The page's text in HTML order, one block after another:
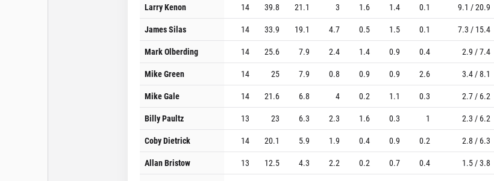
Larry Kenon
14 39.8 21.1 3 1.6 1.4 0.1 9.1 / 20.9
James Silas
14 33.9 19.1 4.7 0.5 1.5 0.1 7.3 / 15.4
Mark Olberding
14 25.6 7.9 2.4 1.4 0.9 0.4 2.9 / 7.4
Mike Green
14 25 7.9 0.8 0.9 0.9 2.6 3.4 / 8.1
Mike Gale
14 21.6 6.8 4 0.2 1.1 0.3 2.7 / 6.2
Billy Paultz
13 23 6.3 2.3 1.6 0.3 1 2.3 / 6.2
Coby Dietrick
14 20.1 5.9 1.9 0.4 0.9 0.2 2.8 / 6.3
Allan Bristow
13 12.5 4.3 2.2 0.2 0.7 0.4 1.5 / 3.8